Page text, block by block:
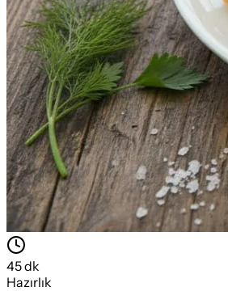
45dk
Hazırlık